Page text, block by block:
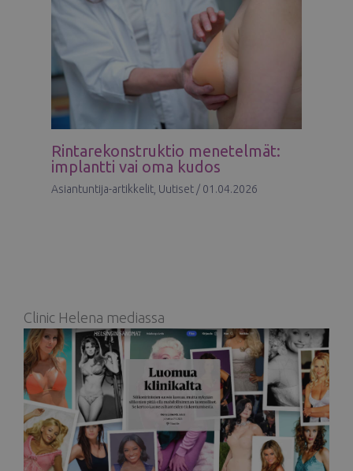
Rintarekonstruktio menetelmät:
implantti vai oma kudos
Asiantuntija-artikkelit, Uutiset / 01.04.2026
Clinic Helena mediassa